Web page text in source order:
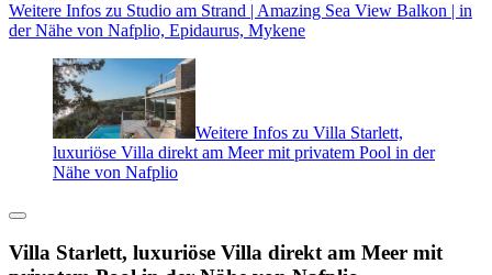
Weitere Infos zu Studio am Strand | Amazing Sea View Balkon | in
der Nähe von Nafplio, Epidaurus, Mykene
Weitere Infos zu Villa Starlett,
luxuriöse Villa direkt am Meer mit privatem Pool in der
Nähe von Nafplio
Villa Starlett, luxuriöse Villa direkt am Meer mit